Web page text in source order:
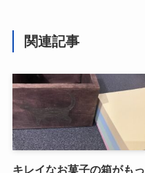
関連記事
キレイなお菓子の箱がもっ